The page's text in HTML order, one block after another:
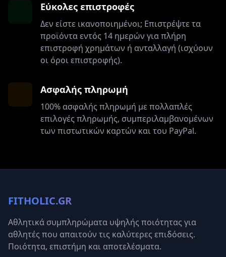
Εύκολες επιστροφές
Δεν είστε ικανοποιημένοι; Επιστρέψτε τα
προϊόντα εντός 14 ημερών για πλήρη
επιστροφή χρημάτων ή ανταλλαγή (ισχύουν
οι όροι επιστροφής).
Ασφαλής πληρωμή
100% ασφαλής πληρωμή με πολλαπλές
επιλογές πληρωμής, συμπεριλαμβανομένων
των πιστωτικών καρτών και του PayPal.
FITHOLIC.GR
Αθλητικά συμπληρώματα υψηλής ποιότητας για
αθλητές που απαιτούν τις καλύτερες επιδόσεις.
Ποιότητα, επιστήμη και αποτελέσματα.